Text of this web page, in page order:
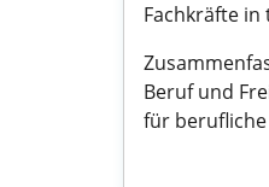
Fachkräfte
Beruf und
für